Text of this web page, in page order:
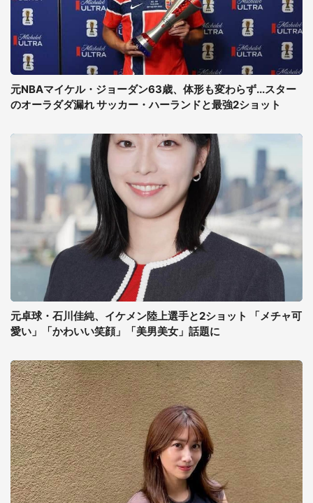
元NBAマイケル・ジョーダン63歳、体形も変わらず...スター
のオーラダダ漏れ サッカー・ハーランドと最強2ショット
元卓球・石川佳純、イケメン陸上選手と2ショット 「メチャ可
愛い」「かわいい笑顔」「美男美女」話題に